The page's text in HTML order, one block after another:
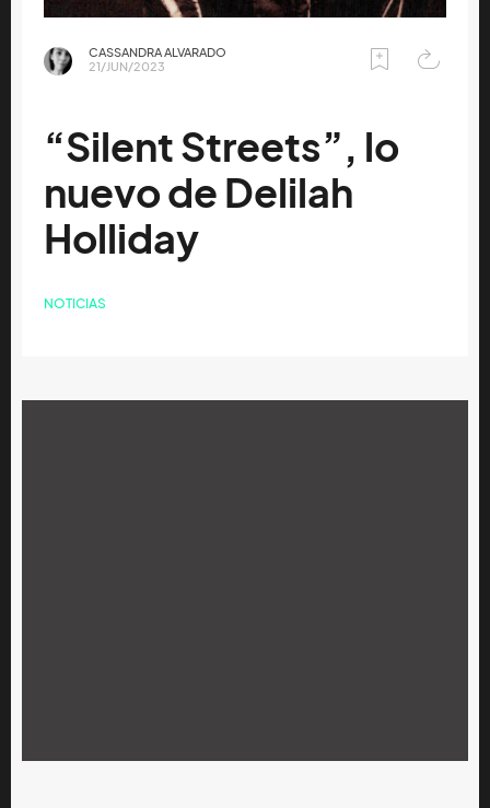
CASSANDRA ALVARADO
21/JUN/2023
“Silent Streets”, lo
nuevo de Delilah
Holliday
NOTICIAS